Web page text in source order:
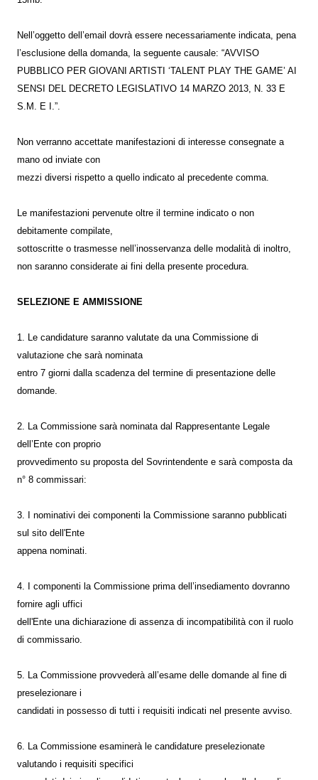
Nell’oggetto dell’email dovrà essere necessariamente indicata, pena
l’esclusione della domanda, la seguente causale: “AVVISO
PUBBLICO PER GIOVANI ARTISTI ‘TALENT PLAY THE GAME’ AI
SENSI DEL DECRETO LEGISLATIVO 14 MARZO 2013, N. 33 E
S.M. E I.”.
Non verranno accettate manifestazioni di interesse consegnate a
mano od inviate con
mezzi diversi rispetto a quello indicato al precedente comma.
Le manifestazioni pervenute oltre il termine indicato o non
debitamente compilate,
sottoscritte o trasmesse nell’inosservanza delle modalità di inoltro,
non saranno considerate ai fini della presente procedura.
SELEZIONE E AMMISSIONE
1. Le candidature saranno valutate da una Commissione di
valutazione che sarà nominata
entro 7 giorni dalla scadenza del termine di presentazione delle
domande.
2. La Commissione sarà nominata dal Rappresentante Legale
dell’Ente con proprio
provvedimento su proposta del Sovrintendente e sarà composta da
n° 8 commissari:
3. I nominativi dei componenti la Commissione saranno pubblicati
sul sito dell'Ente
appena nominati.
4. I componenti la Commissione prima dell’insediamento dovranno
fornire agli uffici
dell'Ente una dichiarazione di assenza di incompatibilità con il ruolo
di commissario.
5. La Commissione provvederà all’esame delle domande al fine di
preselezionare i
candidati in possesso di tutti i requisiti indicati nel presente avviso.
6. La Commissione esaminerà le candidature preselezionate
valutando i requisiti specifici